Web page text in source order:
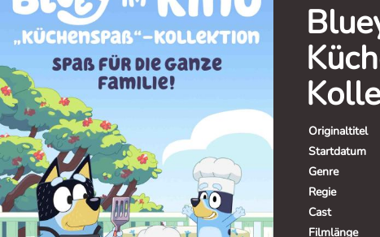
Originaltitel
Startdatum
Genre
Regie
Cast
Filmlänge